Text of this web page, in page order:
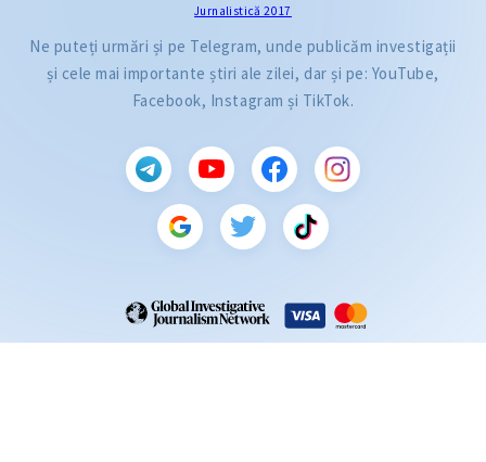
Jurnalistică 2017
Ne puteți urmări și pe Telegram, unde publicăm investigații
și cele mai importante știri ale zilei, dar și pe: YouTube,
Facebook, Instagram și TikTok.